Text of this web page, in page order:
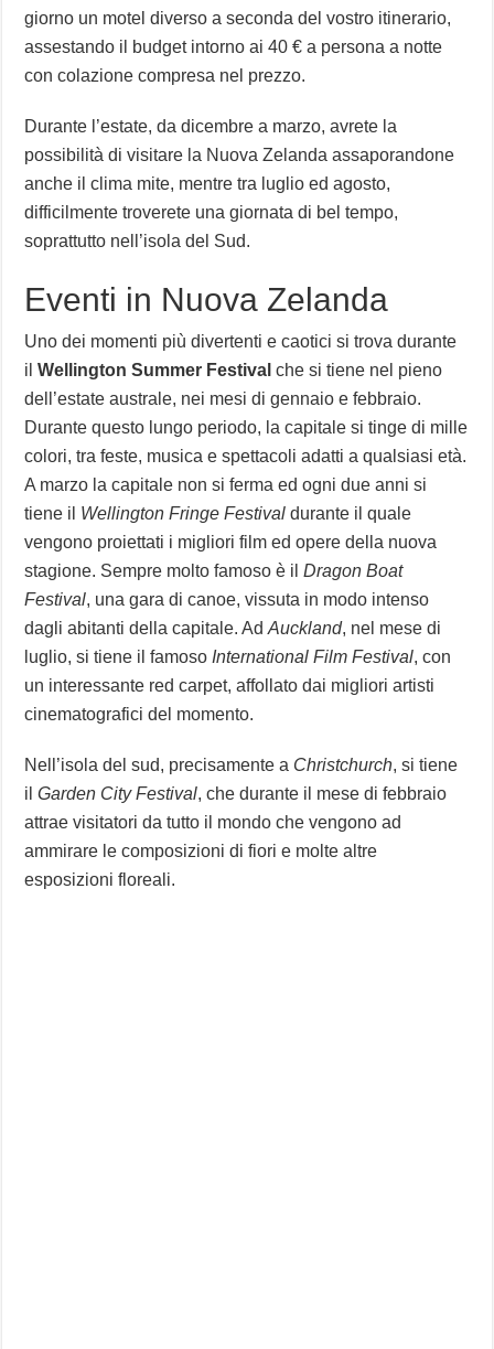
giorno un motel diverso a seconda del vostro itinerario,
assestando il budget intorno ai 40 € a persona a notte
con colazione compresa nel prezzo.
Durante l’estate, da dicembre a marzo, avrete la
possibilità di visitare la Nuova Zelanda assaporandone
anche il clima mite, mentre tra luglio ed agosto,
difficilmente troverete una giornata di bel tempo,
soprattutto nell’isola del Sud.
Eventi in Nuova Zelanda
Uno dei momenti più divertenti e caotici si trova durante
ilWellington Summer Festival che si tiene nel pieno
dell’estate australe, nei mesi di gennaio e febbraio.
Durante questo lungo periodo, la capitale si tinge di mille
colori, tra feste, musica e spettacoli adatti a qualsiasi età.
A marzo la capitale non si ferma ed ogni due anni si
tiene il Wellington Fringe Festival durante il quale
vengono proiettati i migliori film ed opere della nuova
stagione. Sempre molto famoso è ilDragon Boat
Festival, una gara di canoe, vissuta in modo intenso
dagli abitanti della capitale. AdAuckland, nel mese di
luglio, si tiene il famoso International Film Festival, con
un interessante red carpet, affollato dai migliori artisti
cinematografici del momento.
Nell’isola del sud, precisamente a Christchurch, si tiene
ilGarden City Festival, che durante il mese di febbraio
attrae visitatori da tutto il mondo che vengono ad
ammirare le composizioni di fiori e molte altre
esposizioni floreali.